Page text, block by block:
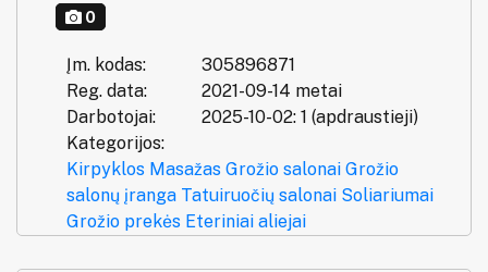
0
Įm. kodas:
305896871
Reg. data:
2021-09-14 metai
Darbotojai:
2025-10-02: 1 (apdraustieji)
Kategorijos:
Kirpyklos Masažas Grožio salonai Grožio
salonų įranga Tatuiruočių salonai Soliariumai
Grožio prekės Eteriniai aliejai